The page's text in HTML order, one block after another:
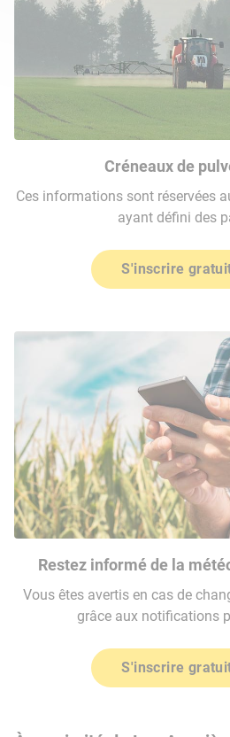
Créneaux de
Ces informations sont réservées
ayant défini des
S'inscrire
Restez informé de la
Vous êtes avertis en cas de
grâce aux notifications
S'inscrire